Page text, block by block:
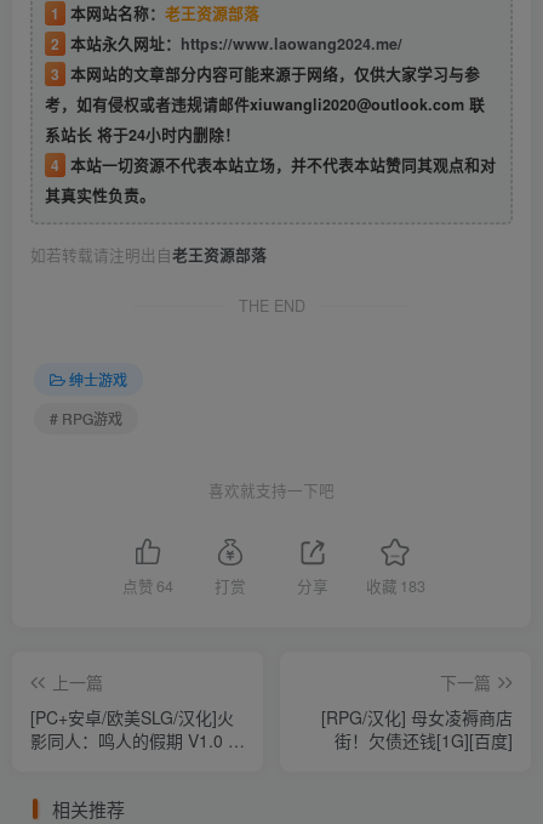
1 本网站名称： 老王资源部落
2 本站永久网址： https://www.laowang2024.me/
3 本网站的文章部分内容可能来源于网络，仅供大家学习与参
考，如有侵权或者违规请邮件xiuwangli2020@outlook.com 联
系站长 将于24小时内删除！
4 本站一切资源不代表本站立场，并不代表本站赞同其观点和对
其真实性负责。
如若转载请注明出自老王资源部落
THE END
绅士游戏
# RPG游戏
喜欢就支持一下吧
点赞 64 打赏 分享 收藏 183
上一篇
[PC+安卓/欧美SLG/汉化]火
影同人：鸣人的假期 V1.0 P
下一篇
[RPG/汉化] 母女凌褥商店
街！欠债还钱[1G][百度]
相关推荐